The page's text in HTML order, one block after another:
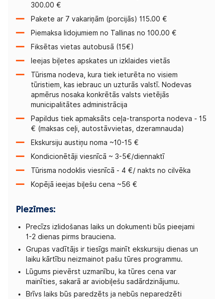
300.00 €
Pakete ar 7 vakariņām (porcijās) 115.00 €
Piemaksa lidojumiem no Tallinas no 100.00 €
Fiksētas vietas autobusā (15€)
Ieejas biļetes apskates un izklaides vietās
Tūrisma nodeva, kura tiek ieturēta no visiem
tūristiem, kas iebrauc un uzturās valstī. Nodevas
apmērus nosaka konkrētās valsts vietējās
municipalitātes administrācija
Papildus tiek apmaksāts ceļa-transporta nodeva - 15
€ (maksas ceļi, autostāvvietas, dzeramnauda)
Ekskursiju austiņu noma ~10-15 €
Kondicionētāji viesnīcā ~ 3-5€/diennaktī
Tūrisma nodoklis viesnīcā - 4 €/ nakts no cilvēka
Kopējā ieejas biļešu cena ~56 €
Piezīmes:
Precīzs izlidošanas laiks un dokumenti būs pieejami
1-2 dienas pirms brauciena.
Grupas vadītājs ir tiesīgs mainīt ekskursiju dienas un
laiku kārtību neizmainot pašu tūres programmu.
Lūgums pievērst uzmanību, ka tūres cena var
mainīties, sakarā ar aviobiļešu sadārdzinājumu.
Brīvs laiks būs paredzēts ja nebūs neparedzēti